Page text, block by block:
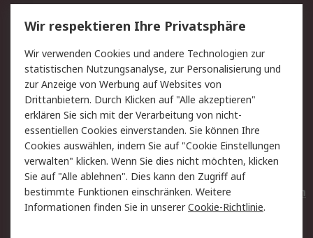
Service
Value Added Services
Lieferlösungen
Rücksendungen
Kontakt
Hilfe
Privatkunden
Rechtliches
AGB
Datenschutz
Cookie-Richtlinie
Zahlungsbedingungen
Copyright/Impressum
Entsorgung
Elektrogeräte/Batterien
Wir respektieren Ihre Privatsphäre
Wir verwenden Cookies und andere Technologien zur
statistischen Nutzungsanalyse, zur Personalisierung und
zur Anzeige von Werbung auf Websites von
Drittanbietern. Durch Klicken auf "Alle akzeptieren"
erklären Sie sich mit der Verarbeitung von nicht-
essentiellen Cookies einverstanden. Sie können Ihre
Cookies auswählen, indem Sie auf "Cookie Einstellungen
verwalten" klicken. Wenn Sie dies nicht möchten, klicken
Sie auf "Alle ablehnen". Dies kann den Zugriff auf
bestimmte Funktionen einschränken. Weitere
Informationen finden Sie in unsererCookie-Richtlinie.